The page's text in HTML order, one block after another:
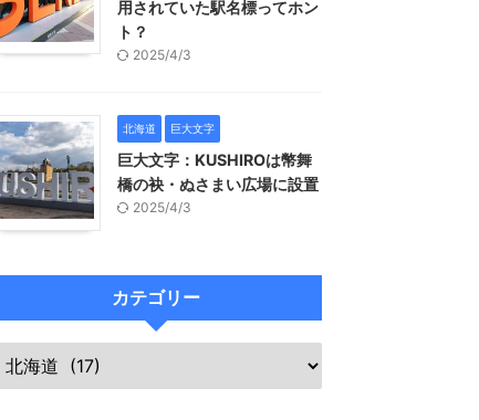
用されていた駅名標ってホン
ト？
2025/4/3
北海道 巨大文字
巨大文字：KUSHIROは幣舞
橋の袂・ぬさまい広場に設置
2025/4/3
カテゴリー